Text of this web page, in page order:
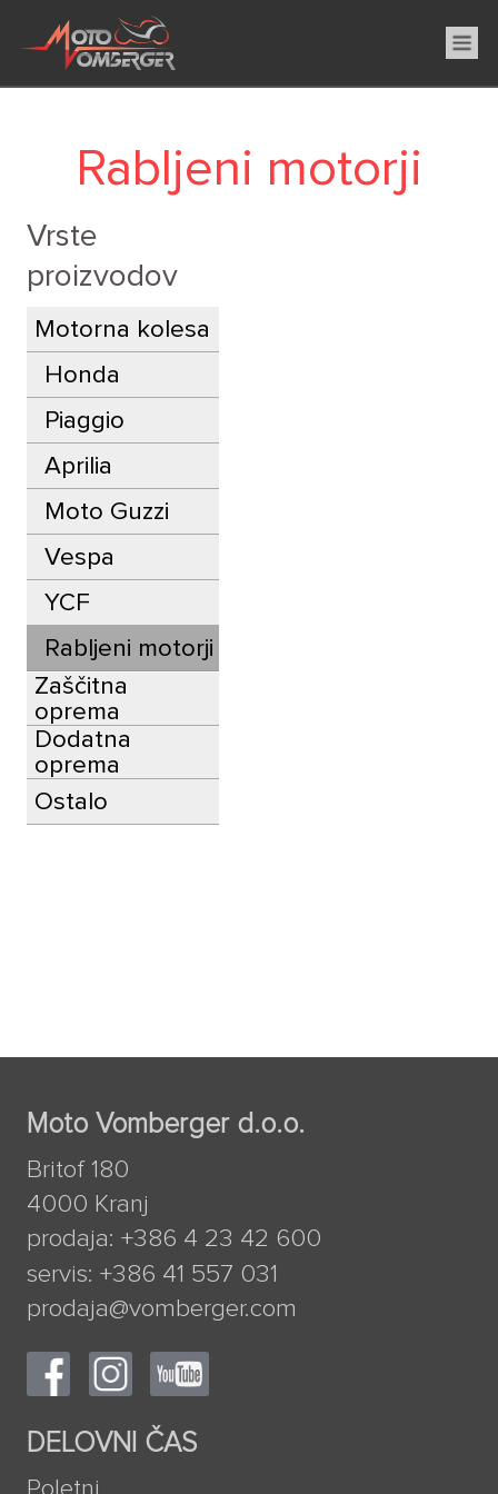
Rabljeni motorji
Vrste
proizvodov
Motorna kolesa
Honda
Piaggio
Aprilia
Moto Guzzi
Vespa
YCF
Rabljeni motorji
Zaščitna
oprema
Dodatna
oprema
Ostalo
Moto Vomberger d.o.o.
Britof 180
4000 Kranj
prodaja: +386 4 23 42 600
servis: +386 41 557 031
prodaja@vomberger.com
DELOVNI ČAS